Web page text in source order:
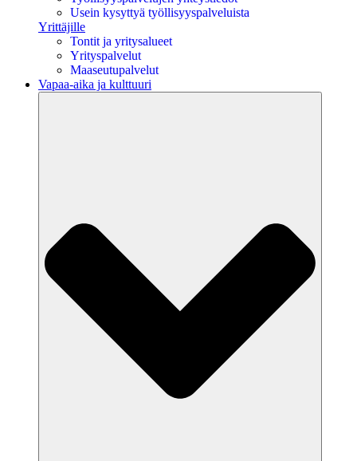
Usein kysyttyä työllisyyspalveluista
Yrittäjille
Tontit ja yritysalueet
Yrityspalvelut
Maaseutupalvelut
Vapaa-aika ja kulttuuri